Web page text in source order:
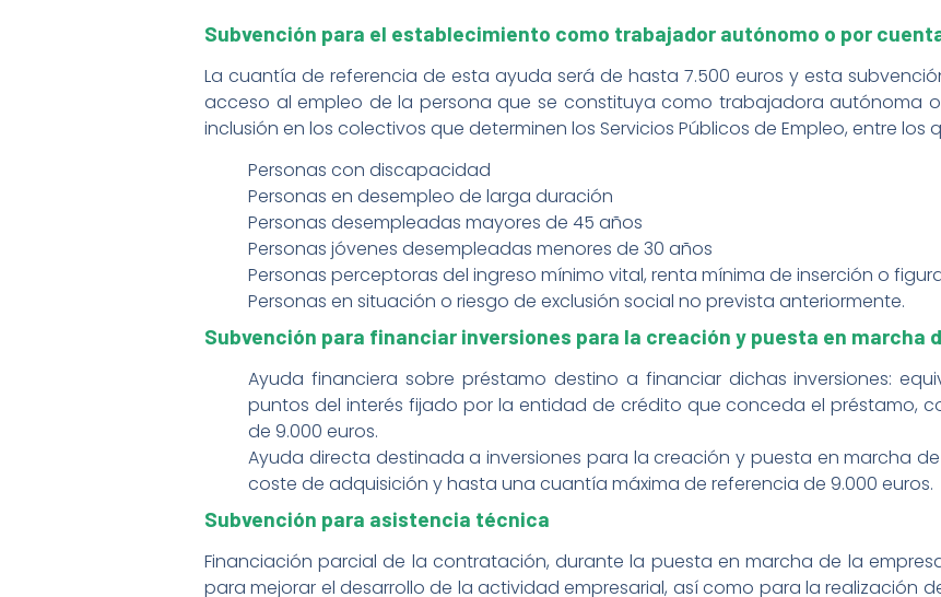
Subvención para el establecimiento como trabajador autónomo o por
La cuantía de referencia de esta ayuda será de hasta 7.500 euros y esta
acceso al empleo de la persona que se constituya como trabajadora autónoma
inclusión en los colectivos que determinen los Servicios Públicos de Empleo, entre los
Personas con discapacidad
Personas en desempleo de larga duración
Personas desempleadas mayores de 45 años
Personas jóvenes desempleadas menores de 30 años
Personas perceptoras del ingreso mínimo vital, renta mínima de inserción o
Personas en situación o riesgo de exclusión social no prevista anteriormente.
Subvención para financiar inversiones para la creación y puesta en marcha
Ayuda financiera sobre préstamo destino a financiar dichas inversiones:
puntos del interés fijado por la entidad de crédito que conceda el préstamo,
de 9.000 euros.
Ayuda directa destinada a inversiones para la creación y puesta en marcha
coste de adquisición y hasta una cuantía máxima de referencia de 9.000 euros.
Subvención para asistencia técnica
Financiación parcial de la contratación, durante la puesta en marcha de la
para mejorar el desarrollo de la actividad empresarial, así como para la realización